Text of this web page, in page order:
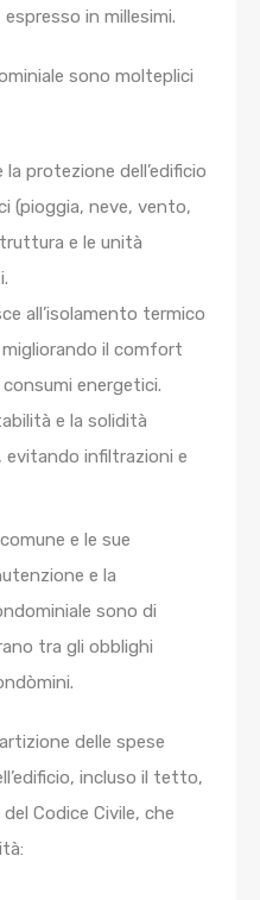
in millesimi.
sono molteplici
protezione dell’edificio
(pioggia, neve, vento,
e le unità
all’isolamento termico
migliorando il comfort
energetici.
e la solidità
evitando infiltrazioni e
e le sue
e la
sono di
tra gli obblighi
delle spese
incluso il tetto,
Codice Civile, che